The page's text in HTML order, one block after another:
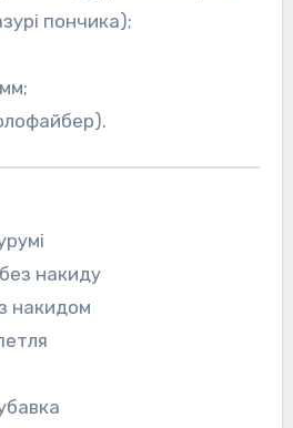
пончика);
накиду
накидом